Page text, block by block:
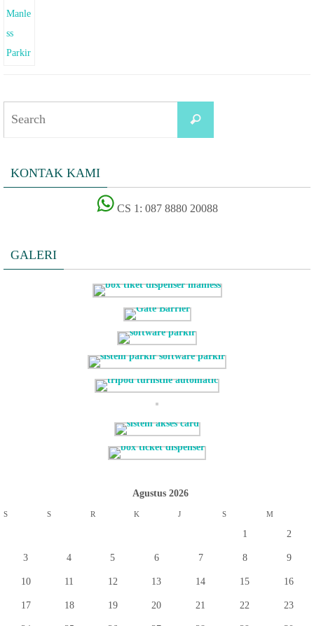
Search
KONTAK KAMI
CS 1: 087 8880 20088
GALERI
Agustus 2026
S S R K J S M
1 2
3 4 5 6 7 8 9
10 11 12 13 14 15 16
17 18 19 20 21 22 23